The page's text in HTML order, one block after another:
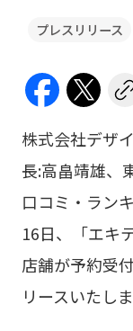
ITオフショ
Web制作・
IRニュース
IRライブラリ
企業情報
メッセージ
会社概要・
沿革
CSR
ニュース
お問い合わせ
プレスリリース
株式会社デザ
長:高畠靖雄、
口コミ・ラン
16日、「エキ
店舗が予約受
リースいたし